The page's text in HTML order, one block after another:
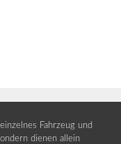
Fahrzeug und
dienen allein